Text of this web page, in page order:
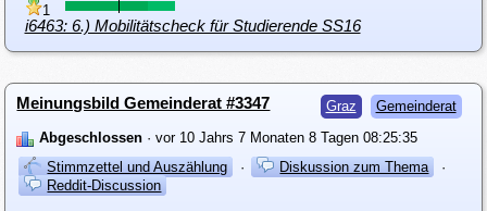
1
i6463: 6.) Mobilitätscheck für Studierende SS16
Graz Gemeinderat
Meinungsbild Gemeinderat #3347
Abgeschlossen · vor 10 Jahrs 7 Monaten 8 Tagen 08:25:35
Stimmzettel und Auszählung
· Diskussion zum Thema
·
Reddit-Discussion